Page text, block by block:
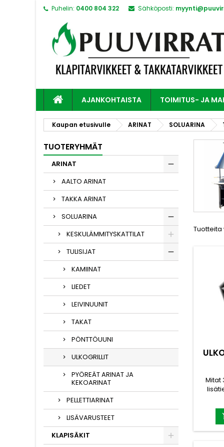
Puhelin: 0400 804 322 Sähköposti:
AJANKOHTAISTA TOIMITUS- JA
Kaupan etusivulle ARINAT SOLUARINA
TUOTERYHMÄT
ARINAT
AALTO ARINAT
TAKKA ARINAT
SOLUARINA
KESKULÄMMITYSKATTILAT
TULISIJAT
KAMIINAT
LIEDET
LEIVINUUNIT
TAKAT
PÖNTTÖUUNI
ULKOGRILLIT
PYÖREÄT ARINAT JA
KEKOARINAT
PELLETTIARINAT
LISÄVARUSTEET
KLAPISÄKIT
Tuotteita
Mitat